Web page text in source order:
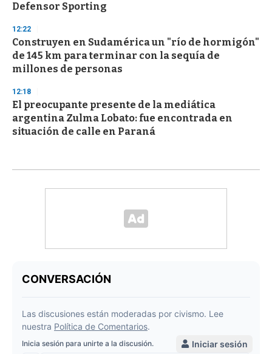
Defensor Sporting
12:22
Construyen en Sudamérica un "río de hormigón"
de 145 km para terminar con la sequía de
millones de personas
12:18
El preocupante presente de la mediática
argentina Zulma Lobato: fue encontrada en
situación de calle en Paraná